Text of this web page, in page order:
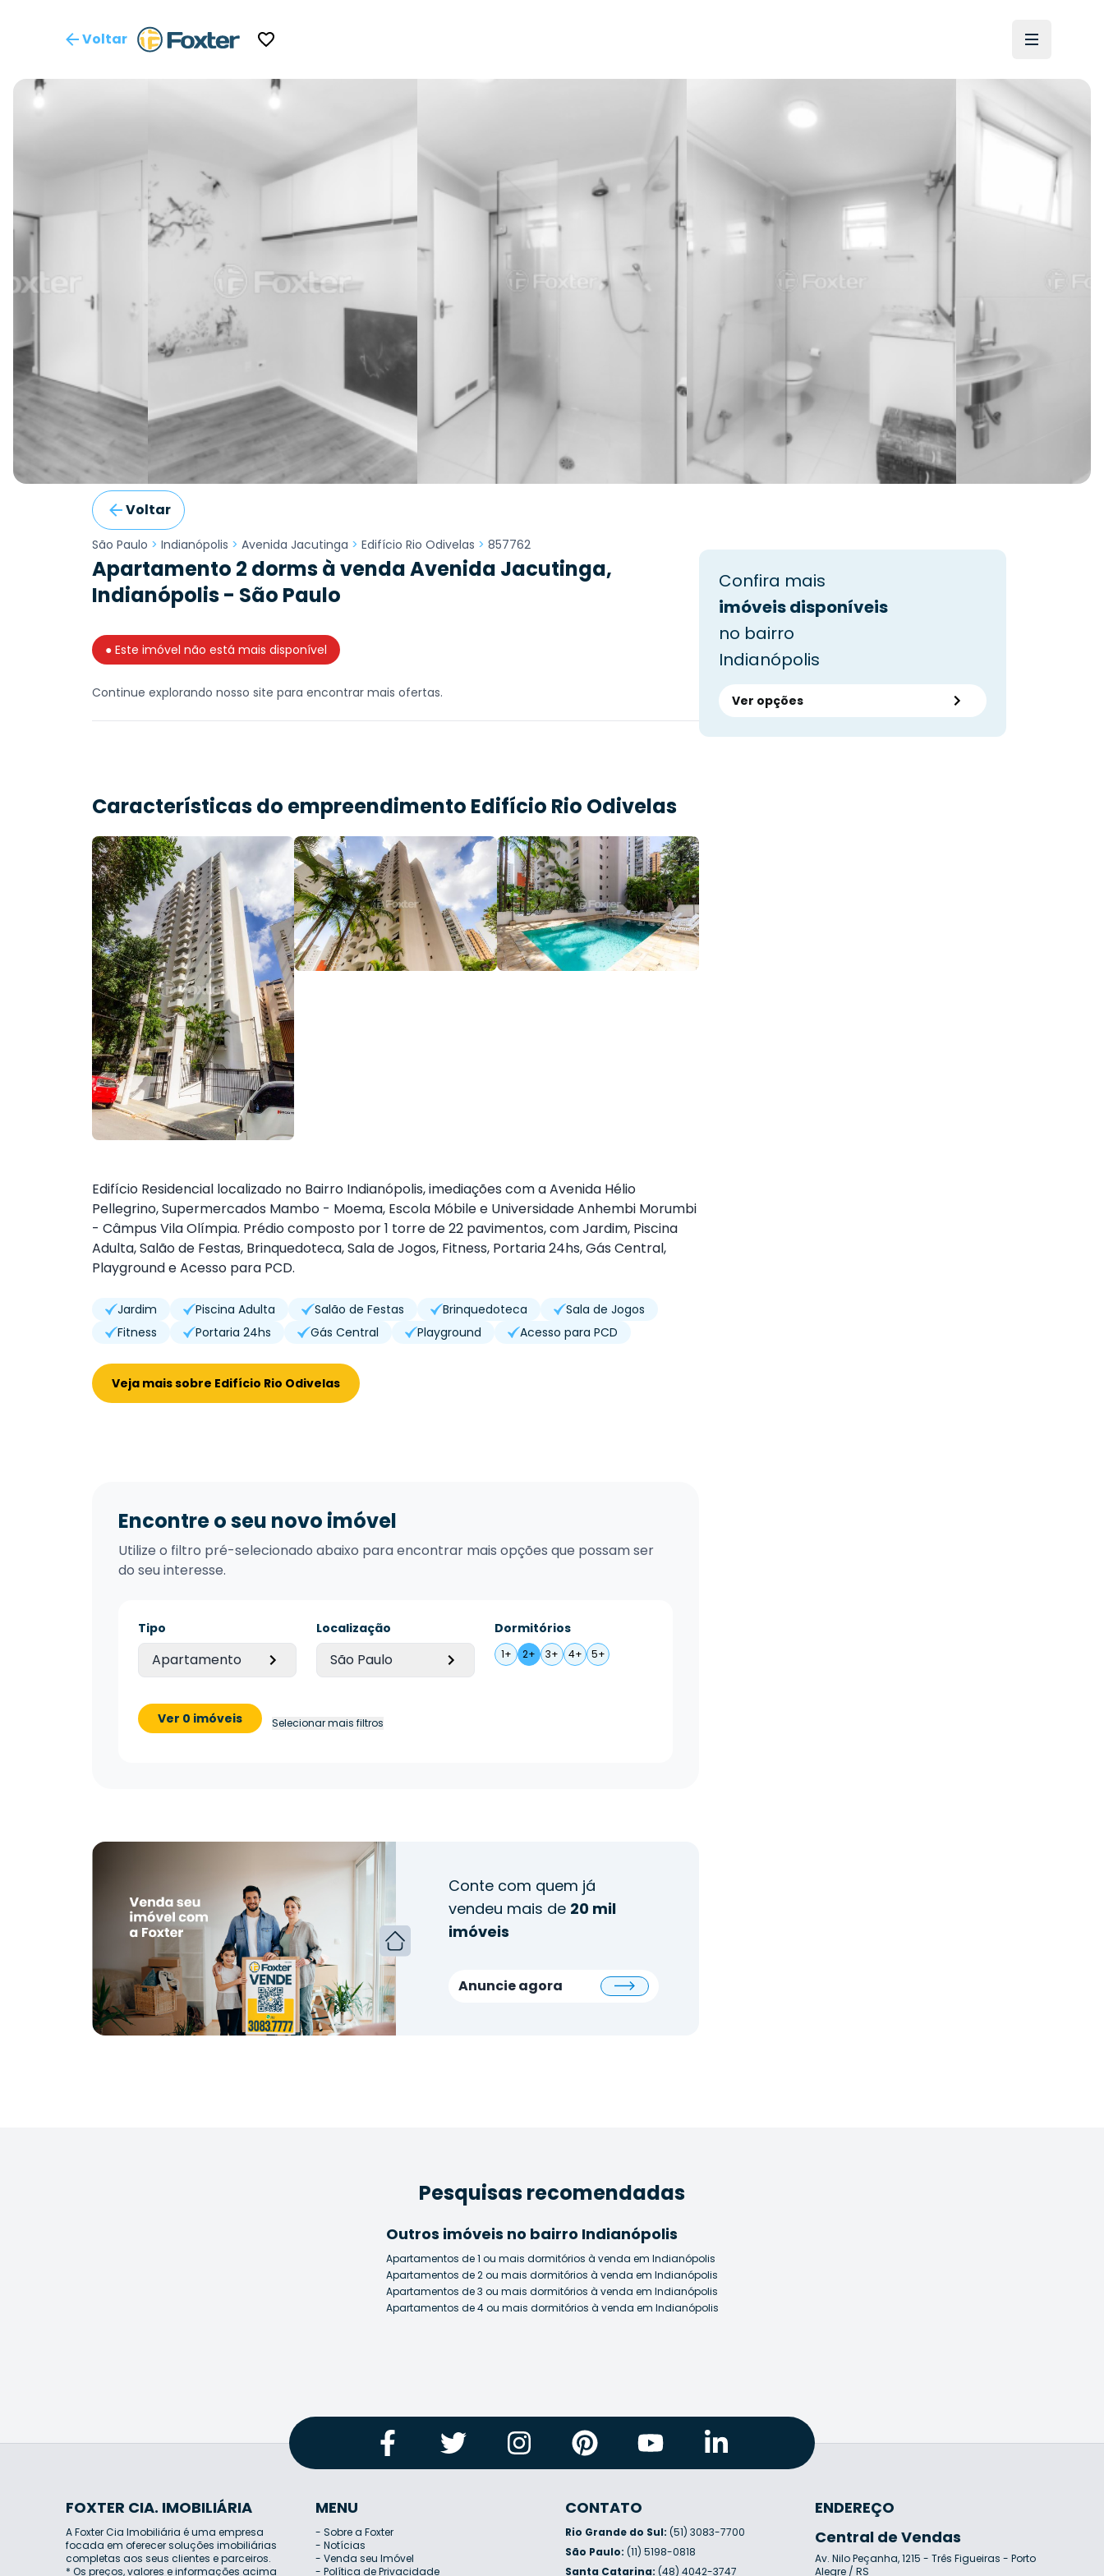
Voltar
Voltar
São Paulo > Indianópolis > Avenida Jacutinga > Edifício Rio Odivelas > 857762
Apartamento 2 dorms à venda Avenida Jacutinga,
Indianópolis - São Paulo
● Este imóvel não está mais disponível
Continue explorando nosso site para encontrar mais ofertas.
Características do empreendimento Edifício Rio Odivelas
Edifício Residencial localizado no Bairro Indianópolis, imediações com a Avenida Hélio
Pellegrino, Supermercados Mambo - Moema, Escola Móbile e Universidade Anhembi Morumbi
- Câmpus Vila Olímpia. Prédio composto por 1 torre de 22 pavimentos, com Jardim, Piscina
Adulta, Salão de Festas, Brinquedoteca, Sala de Jogos, Fitness, Portaria 24hs, Gás Central,
Playground e Acesso para PCD.
Jardim Piscina Adulta Salão de Festas Brinquedoteca
Sala de Jogos
Fitness
Portaria 24hs Gás Central Playground Acesso para PCD
Veja mais sobre Edifício Rio Odivelas
Encontre o seu novo imóvel
Utilize o filtro pré-selecionado abaixo para encontrar mais opções que possam ser
do seu interesse.
Tipo
Apartamento
Localização
São Paulo
Dormitórios
1+ 2+ 3+ 4+ 5+
Ver 0 imóveis Selecionar mais filtros
Conte com quem já
vendeu mais de 20 mil
imóveis
Anuncie agora
Confira mais
imóveis disponíveis
no bairro
Indianópolis
Ver opções
Pesquisas recomendadas
Outros imóveis no bairro Indianópolis
Apartamentos de 1 ou mais dormitórios à venda em Indianópolis
Apartamentos de 2 ou mais dormitórios à venda em Indianópolis
Apartamentos de 3 ou mais dormitórios à venda em Indianópolis
Apartamentos de 4 ou mais dormitórios à venda em Indianópolis
FOXTER CIA. IMOBILIÁRIA
A Foxter Cia Imobiliária é uma empresa
focada em oferecer soluções imobiliárias
completas aos seus clientes e parceiros.
* Os preços, valores e informações acima
MENU
- Sobre a Foxter
- Notícias
- Venda seu Imóvel
- Política de Privacidade
CONTATO
Rio Grande do Sul: (51) 3083-7700
São Paulo: (11) 5198-0818
Santa Catarina: (48) 4042-3747
ENDEREÇO
Central de Vendas
Av. Nilo Peçanha, 1215 - Três Figueiras - Porto
Alegre / RS